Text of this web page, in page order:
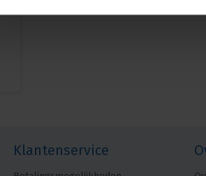
Klantenservice